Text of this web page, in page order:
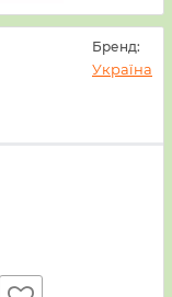
Бренд:
Україна